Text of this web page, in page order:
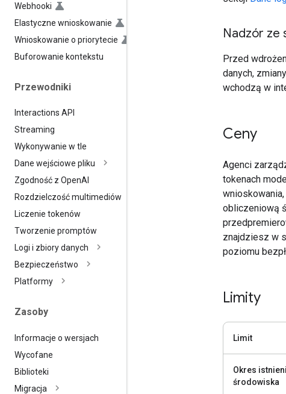
Webhooki
Elastyczne wnioskowanie
Wnioskowanie o priorytecie
Buforowanie kontekstu
Przewodniki
Interactions API
Streaming
Wykonywanie w tle
Dane wejściowe pliku
Zgodność z OpenAI
Rozdzielczość multimediów
Liczenie tokenów
Tworzenie promptów
Logi i zbiory danych
Bezpieczeństwo
Platformy
Zasoby
Informacje o wersjach
Wycofane
Biblioteki
Migracja
Nadzór ze
Przed
danych,
wchodzą w
Ceny
Agenci
tokenach
obliczeniową
znajdziesz w
poziomu
Limity
Limit
Okres
środowiska